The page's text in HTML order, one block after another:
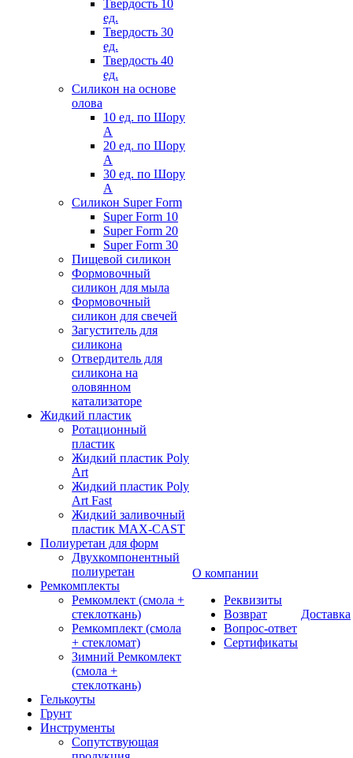
Твердость 10
ед.
Твердость 30
ед.
Твердость 40
ед.
Силикон на основе
олова
10 ед. по Шору
А
20 ед. по Шору
А
30 ед. по Шору
А
Силикон Super Form
Super Form 10
Super Form 20
Super Form 30
Пищевой силикон
Формовочный
силикон для мыла
Формовочный
силикон для свечей
Загуститель для
силикона
Отвердитель для
силикона на
оловянном
катализаторе
Жидкий пластик
Ротационный
пластик
Жидкий пластик Poly
Art
Жидкий пластик Poly
Art Fast
Жидкий заливочный
пластик MAX-CAST
Полиуретан для форм
Двухкомпонентный
полиуретан
Ремкомплекты
Ремкомлект (смола +
стеклоткань)
Ремкомплект (смола
+ стекломат)
Зимний Ремкомлект
(смола +
стеклоткань)
Гелькоуты
Грунт
Инструменты
Сопутствующая
О компании
Реквизиты
Возврат
Вопрос-ответ
Сертификаты
Доставка